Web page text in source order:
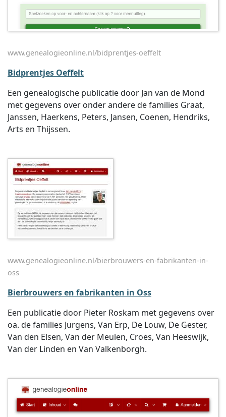
www.genealogieonline.nl/bidprentjes-oeffelt
Bidprentjes Oeffelt
Een genealogische publicatie door Jan van de Mond
met gegevens over onder andere de families Graat,
Janssen, Haerkens, Peters, Jansen, Coenen, Hendriks,
Arts en Thijssen.
www.genealogieonline.nl/bierbrouwers-en-fabrikanten-in-
oss
Bierbrouwers en fabrikanten in Oss
Een publicatie door Pieter Roskam met gegevens over
oa. de families Jurgens, Van Erp, De Louw, De Gester,
Van den Elsen, Van der Meulen, Croes, Van Heeswijk,
Van der Linden en Van Valkenborgh.